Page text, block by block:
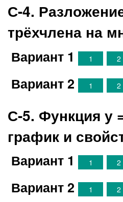
С-4.
трёхчлена на
Вариант 1 1 2
Вариант 2 1 2
С-5. Функция у
график и
Вариант 1 1 2
Вариант 2 1 2